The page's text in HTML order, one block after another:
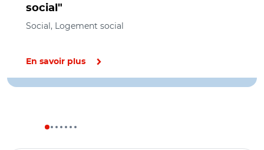
social"
Social, Logement social
En savoir plus